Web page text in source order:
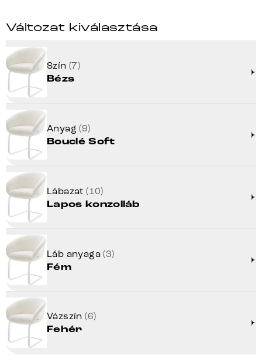
Változat kiválasztása
Szín (7)
Bézs
Anyag(9)
Bouclé Soft
Lábazat(10)
Lapos konzolláb
Láb anyaga(3)
Fém
Vázszín(6)
Fehér